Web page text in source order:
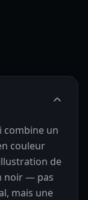
combine un
couleur
de
noir — pas
mais une